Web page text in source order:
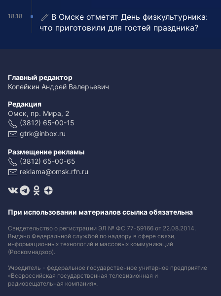
18:18
В Омске отметят День физкультурника:
что приготовили для гостей праздника?
Главный редактор
Копейкин Андрей Валерьевич
Редакция
Омск, пр. Мира, 2
(3812) 65-00-15
gtrk@inbox.ru
Размещение рекламы
(3812) 65-00-65
reklama@omsk.rfn.ru
При использовании материалов ссылка обязательна
Свидетельство о регистрации ЭЛ № ФС 77-59166 от 22.08.2014.
Выдано Федеральной службой по надзору в сфере связи,
информационных технологий и массовых коммуникаций
(Роскомнадзор).
Учредитель - федеральное государственное унитарное предприятие
«Всероссийская государственная телевизионная и
радиовещательная компания».